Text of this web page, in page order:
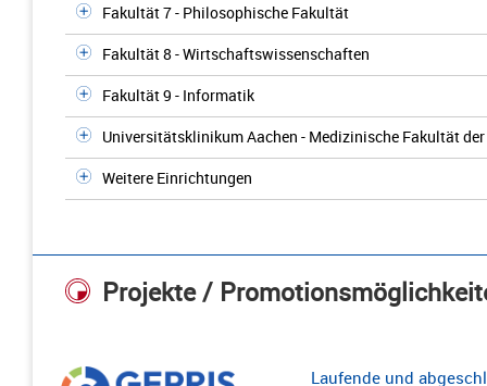
Fakultät 7 - Philosophische Fakultät
Fakultät 8 - Wirtschaftswissenschaften
Fakultät 9 - Informatik
Universitätsklinikum Aachen - Medizinische Fakultät der
Weitere Einrichtungen
Projekte /
Laufende und